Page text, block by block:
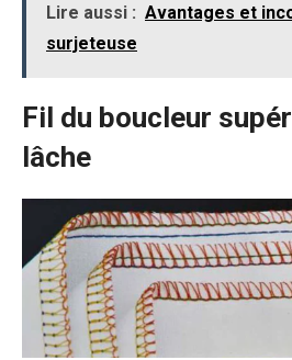
Lire aussi : Avantages et
surjeteuse
Fil du boucleur
lâche